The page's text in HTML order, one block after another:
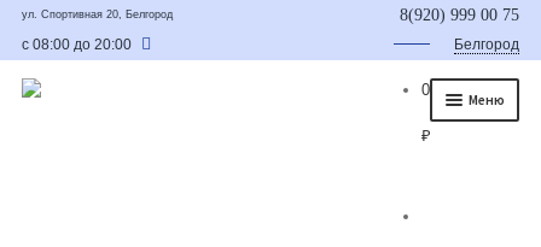
ул. Спортивная 20, Белгород
с 08:00 до 20:00
8(920) 999 00 75
Белгород
Меню
0
₽